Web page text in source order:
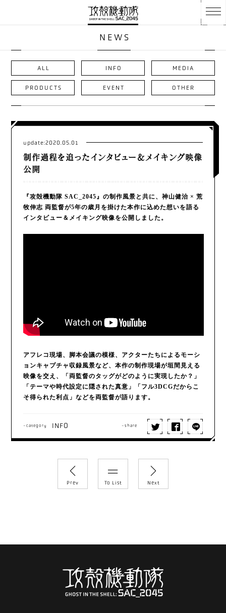
NEWS
ALL INFO MEDIA
PRODUCTS EVENT OTHER
update:2020.05.01
制作過程を追ったインタビュー＆メイキング映像
公開
『攻殻機動隊 SAC_2045』の制作風景と共に、神山健治 × 荒
牧伸志 両監督が5年の歳月を掛けた本作に込めた想いを語る
インタビュー＆メイキング映像を公開しました。
アフレコ現場、脚本会議の模様、アクターたちによるモーシ
ョンキャプチャ収録風景など、本作の制作現場が垣間見える
映像を交え、「両監督のタッグがどのように実現したか？」
「テーマや時代設定に隠された真意」「フル3DCGだからこ
そ得られた利点」などを両監督が語ります。
-category INFO -share
Prev To List Next